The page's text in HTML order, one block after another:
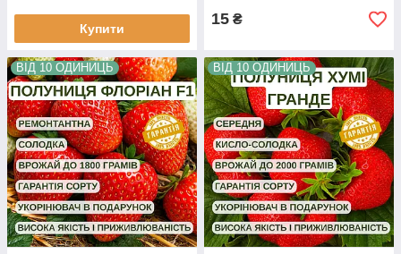
Купити
15 ₴
ВІД 10 ОДИНИЦЬ ВІД 10 ОДИНИЦЬ